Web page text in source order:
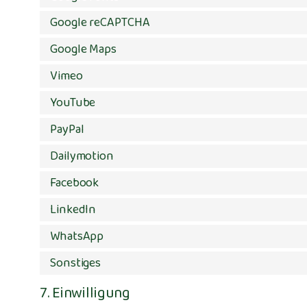
Google reCAPTCHA
Google Maps
Vimeo
YouTube
PayPal
Dailymotion
Facebook
LinkedIn
WhatsApp
Sonstiges
7. Einwilligung